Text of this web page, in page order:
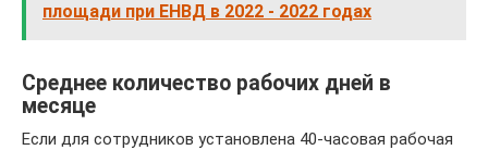
площади при ЕНВД в 2022 - 2022 годах
Среднее количество рабочих дней в
месяце
Если для сотрудников установлена 40-часовая рабочая